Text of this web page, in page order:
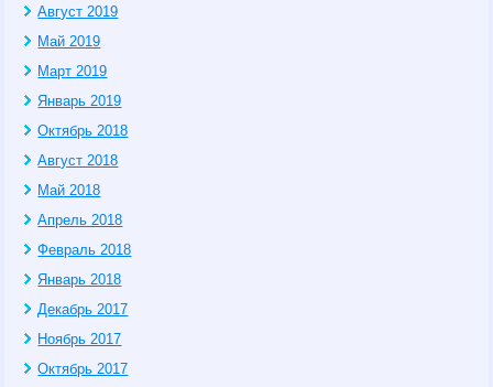
Август 2019
Май 2019
Март 2019
Январь 2019
Октябрь 2018
Август 2018
Май 2018
Апрель 2018
Февраль 2018
Январь 2018
Декабрь 2017
Ноябрь 2017
Октябрь 2017